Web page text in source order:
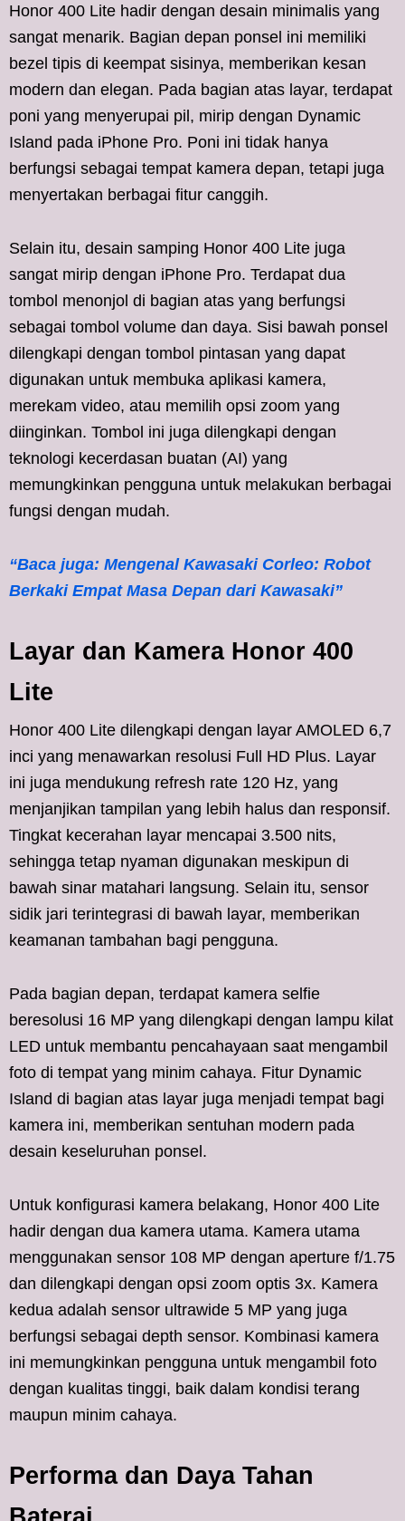
Honor 400 Lite hadir dengan desain minimalis yang
sangat menarik. Bagian depan ponsel ini memiliki
bezel tipis di keempat sisinya, memberikan kesan
modern dan elegan. Pada bagian atas layar, terdapat
poni yang menyerupai pil, mirip dengan Dynamic
Island pada iPhone Pro. Poni ini tidak hanya
berfungsi sebagai tempat kamera depan, tetapi juga
menyertakan berbagai fitur canggih.
Selain itu, desain samping Honor 400 Lite juga
sangat mirip dengan iPhone Pro. Terdapat dua
tombol menonjol di bagian atas yang berfungsi
sebagai tombol volume dan daya. Sisi bawah ponsel
dilengkapi dengan tombol pintasan yang dapat
digunakan untuk membuka aplikasi kamera,
merekam video, atau memilih opsi zoom yang
diinginkan. Tombol ini juga dilengkapi dengan
teknologi kecerdasan buatan (AI) yang
memungkinkan pengguna untuk melakukan berbagai
fungsi dengan mudah.
“Baca juga: Mengenal Kawasaki Corleo: Robot
Berkaki Empat Masa Depan dari Kawasaki​”
Layar dan Kamera Honor 400
Lite
Honor 400 Lite dilengkapi dengan layar AMOLED 6,7
inci yang menawarkan resolusi Full HD Plus. Layar
ini juga mendukung refresh rate 120 Hz, yang
menjanjikan tampilan yang lebih halus dan responsif.
Tingkat kecerahan layar mencapai 3.500 nits,
sehingga tetap nyaman digunakan meskipun di
bawah sinar matahari langsung. Selain itu, sensor
sidik jari terintegrasi di bawah layar, memberikan
keamanan tambahan bagi pengguna.
Pada bagian depan, terdapat kamera selfie
beresolusi 16 MP yang dilengkapi dengan lampu kilat
LED untuk membantu pencahayaan saat mengambil
foto di tempat yang minim cahaya. Fitur Dynamic
Island di bagian atas layar juga menjadi tempat bagi
kamera ini, memberikan sentuhan modern pada
desain keseluruhan ponsel.
Untuk konfigurasi kamera belakang, Honor 400 Lite
hadir dengan dua kamera utama. Kamera utama
menggunakan sensor 108 MP dengan aperture f/1.75
dan dilengkapi dengan opsi zoom optis 3x. Kamera
kedua adalah sensor ultrawide 5 MP yang juga
berfungsi sebagai depth sensor. Kombinasi kamera
ini memungkinkan pengguna untuk mengambil foto
dengan kualitas tinggi, baik dalam kondisi terang
maupun minim cahaya.
Performa dan Daya Tahan